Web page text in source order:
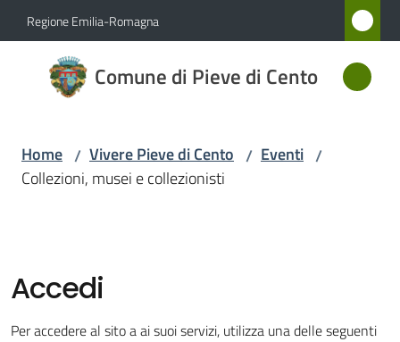
Vai al contenuto
Vai alla navigazione
Vai al footer
Regione Emilia-Romagna
Comune di Pieve di Cento
Comune
di Pieve
Amministrazione
Servizi
Home / Vivere Pieve di Cento / Eventi /
Collezioni, musei e collezionisti
Accedi
Per accedere al sito a ai suoi servizi, utilizza una delle seguenti